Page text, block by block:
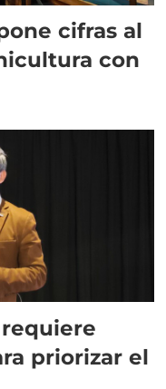
cifras al
con
requiere
priorizar el